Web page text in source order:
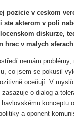
pozicie v ceskom
ste akterom v poli
diskurze,
hrac v malych
nemám
co jsem se pokusil
oceňují. V
o dialog a
konceptu
a oponent